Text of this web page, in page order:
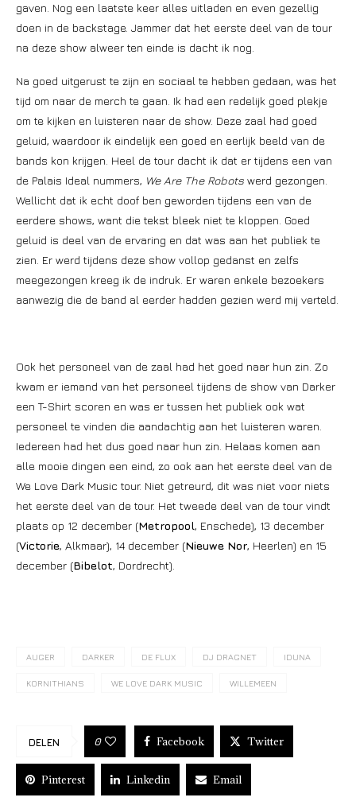
gaven. Nog een laatste keer alles uitladen en even gezellig
doen in de backstage. Jammer dat het eerste deel van de tour
na deze show alweer ten einde is dacht ik nog.
Na goed uitgerust te zijn en sociaal te hebben gedaan, was het
tijd om naar de merch te gaan. Ik had een redelijk goed plekje
om te kijken en luisteren naar de show. Deze zaal had goed
geluid, waardoor ik eindelijk een goed en eerlijk beeld van de
bands kon krijgen. Heel de tour dacht ik dat er tijdens een van
de Palais Ideal nummers, We Are The Robots werd gezongen.
Wellicht dat ik echt doof ben geworden tijdens een van de
eerdere shows, want die tekst bleek niet te kloppen. Goed
geluid is deel van de ervaring en dat was aan het publiek te
zien. Er werd tijdens deze show vollop gedanst en zelfs
meegezongen kreeg ik de indruk. Er waren enkele bezoekers
aanwezig die de band al eerder hadden gezien werd mij verteld.
Ook het personeel van de zaal had het goed naar hun zin. Zo
kwam er iemand van het personeel tijdens de show van Darker
een T-Shirt scoren en was er tussen het publiek ook wat
personeel te vinden die aandachtig aan het luisteren waren.
Iedereen had het dus goed naar hun zin. Helaas komen aan
alle mooie dingen een eind, zo ook aan het eerste deel van de
We Love Dark Music tour. Niet getreurd, dit was niet voor niets
het eerste deel van de tour. Het tweede deel van de tour vindt
plaats op 12 december (Metropool, Enschede), 13 december
(Victorie, Alkmaar), 14 december (Nieuwe Nor, Heerlen) en 15
december (Bibelot, Dordrecht).
AUGER DARKER DE FLUX DJ DRAGNET IDUNA
KORNITHIANS WE LOVE DARK MUSIC WILLEMEEN
DELEN 0 Facebook Twitter
Pinterest Linkedin Email